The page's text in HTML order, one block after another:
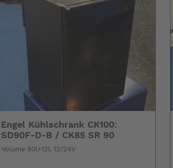
Engel Kühlschrank CK100:
SD90F-D-B / CK85 SR 90
Volume 80l+12l, 12/24V